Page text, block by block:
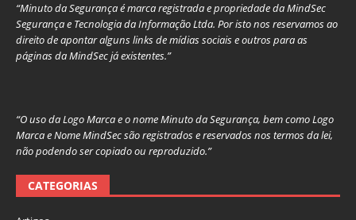
“Minuto da Segurança é marca registrada e propriedade da MindSec
Segurança e Tecnologia da Informação Ltda. Por isto nos reservamos ao
direito de apontar alguns links de mídias sociais e outros para as
páginas da MindSec já existentes.”
“O uso da Logo Marca e o nome Minuto da Segurança, bem como Logo
Marca e Nome MindSec são registrados e reservados nos termos da lei,
não podendo ser copiado ou reproduzido.”
CATEGORIAS